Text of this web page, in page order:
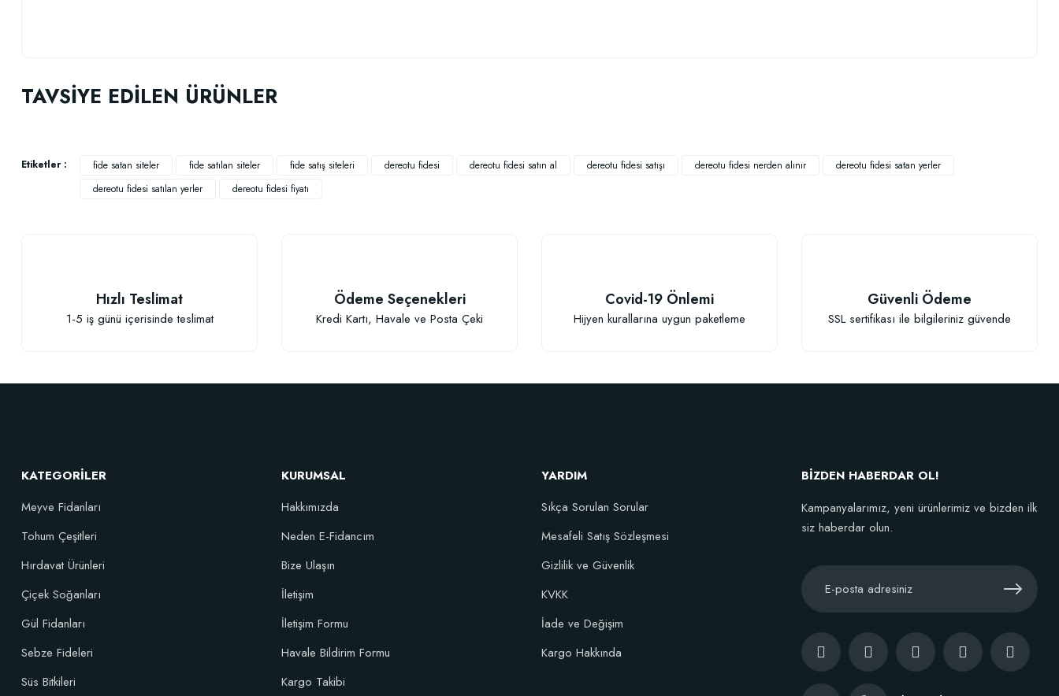
Ürün bilgilerinde hatalar bulunuyor.
Ürün fiyatı diğer sitelerden daha pahalı.
TAVSİYE EDİLEN ÜRÜNLER
Demtar Organik Sıvı Solucan Gübresi 0,5Litre
Etiketler : fide satan siteler fide satılan siteler fide satış siteleri dereotu fidesi dereotu fidesi satın al dereotu fidesi satışı dereotu fidesi nerden alınır
dereotu fidesi satan yerler
dereotu fidesi satılan yerler
dereotu fidesi fiyatı
Hızlı Teslimat
1-5 iş günü içerisinde teslimat
Ödeme Seçenekleri
Kredi Kartı, Havale ve Posta Çeki
Covid-19 Önlemi
Hijyen kurallarına uygun paketleme
Güvenli Ödeme
SSL sertifikası ile bilgileriniz güvende
KATEGORİLER
Meyve Fidanları
Tohum Çeşitleri
Hırdavat Ürünleri
Çiçek Soğanları
Gül Fidanları
Sebze Fideleri
Süs Bitkileri
KURUMSAL
Hakkımızda
Neden E-Fidancım
Bize Ulaşın
İletişim
İletişim Formu
Havale Bildirim Formu
Kargo Takibi
YARDIM
Sıkça Sorulan Sorular
Mesafeli Satış Sözleşmesi
Gizlilik ve Güvenlik
KVKK
İade ve Değişim
Kargo Hakkında
BİZDEN HABERDAR OL!
Kampanyalarımız, yeni ürünlerimiz ve bizden ilk
siz haberdar olun.